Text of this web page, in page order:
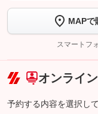
トーク画面で
完了してくださ
MAPで
スマートフ
オンライ
予約する内容を選択し